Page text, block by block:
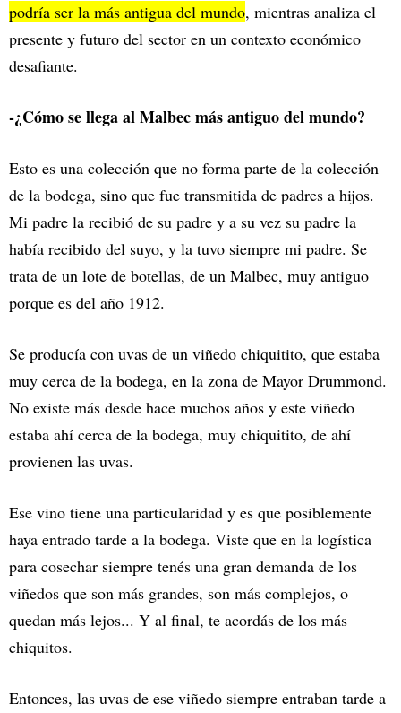
podría ser la más antigua del mundo, mientras analiza el
presente y futuro del sector en un contexto económico
desafiante.
-¿Cómo se llega al Malbec más antiguo del mundo?
Esto es una colección que no forma parte de la colección
de la bodega, sino que fue transmitida de padres a hijos.
Mi padre la recibió de su padre y a su vez su padre la
había recibido del suyo, y la tuvo siempre mi padre. Se
trata de un lote de botellas, de un Malbec, muy antiguo
porque es del año 1912.
Se producía con uvas de un viñedo chiquitito, que estaba
muy cerca de la bodega, en la zona de Mayor Drummond.
No existe más desde hace muchos años y este viñedo
estaba ahí cerca de la bodega, muy chiquitito, de ahí
provienen las uvas.
Ese vino tiene una particularidad y es que posiblemente
haya entrado tarde a la bodega. Viste que en la logística
para cosechar siempre tenés una gran demanda de los
viñedos que son más grandes, son más complejos, o
quedan más lejos... Y al final, te acordás de los más
chiquitos.
Entonces, las uvas de ese viñedo siempre entraban tarde a